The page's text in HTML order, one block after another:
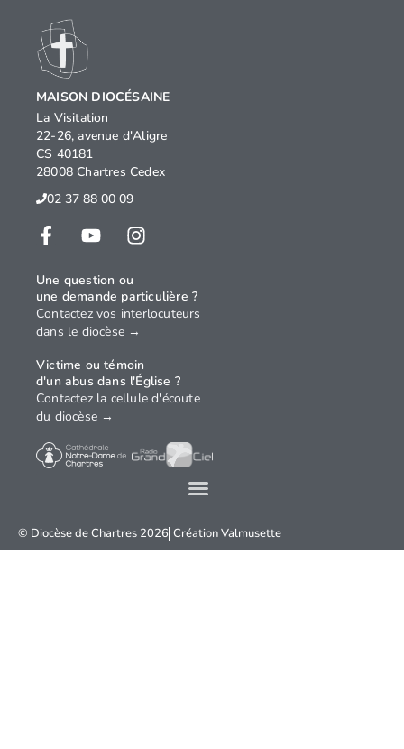
© Diocèse de Chartres 2026 CréationValmusette
MAISON DIOCÉSAINE
La Visitation
22-26, avenue d'Aligre
CS 40181
28008 Chartres Cedex
02 37 88 00 09
Une question ou
une demande particulière ?
Contactez vos interlocuteurs
dans le diocèse →
Victime ou témoin
d'un abus dans l'Église ?
Contactez la cellule d'écoute
du diocèse →